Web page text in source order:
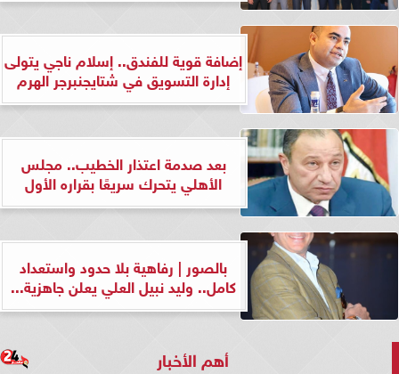
إضافة قوية للفندق.. إسلام ناجي يتولى
إدارة التسويق في شتايجنبرجر الهرم
بعد صدمة اعتذار الخطيب.. مجلس
الأهلي يتحرك سريعًا بقراره الأول
بالصور | رفاهية بلا حدود واستعداد
كامل.. وليد نبيل العلي يعلن جاهزية...
أهم الأخبار